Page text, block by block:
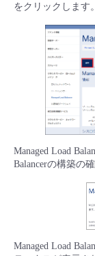
をクリックします。
Managed Load
Balancerの構築の
Managed Load